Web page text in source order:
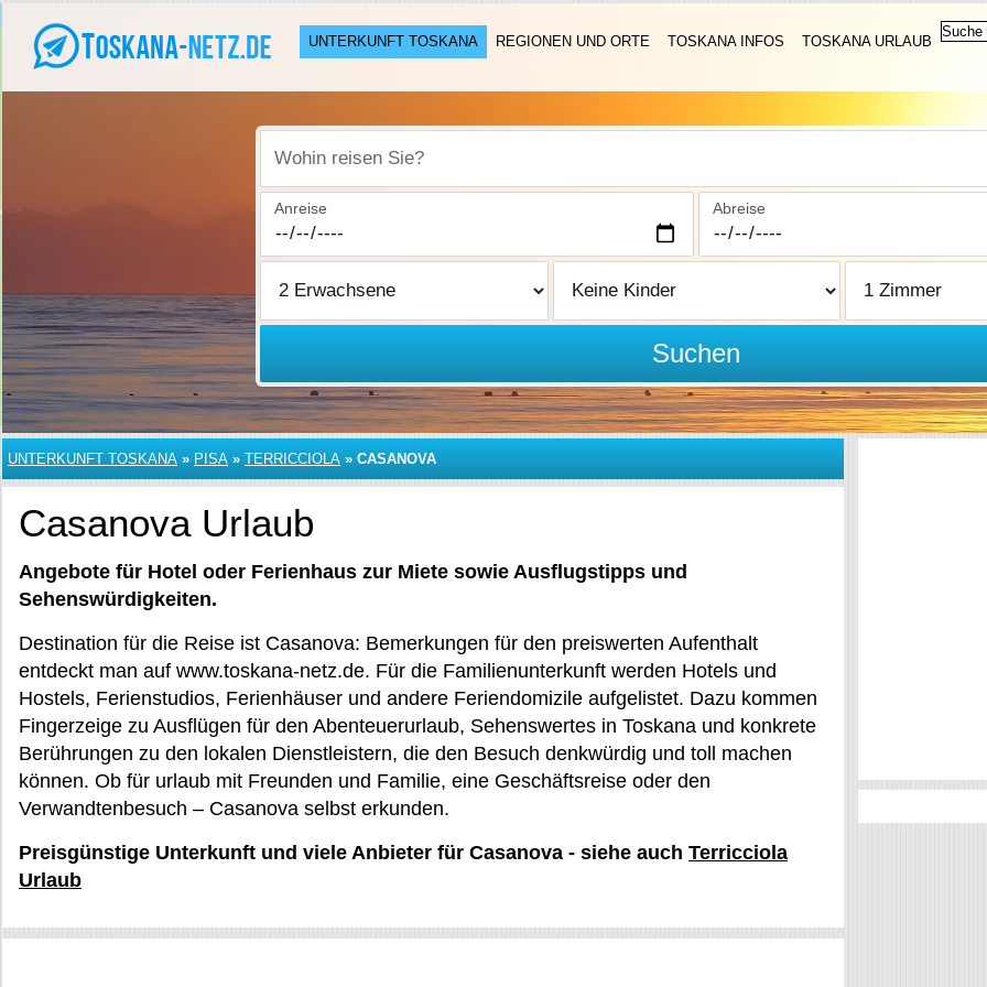
UNTERKUNFT TOSKANA REGIONEN UND ORTE TOSKANA INFOS TOSKANA URLAUB
Wohin reisen Sie?
Anreise Abreise
Suchen
UNTERKUNFT TOSKANA » PISA » TERRICCIOLA » CASANOVA
Casanova Urlaub
Angebote für Hotel oder Ferienhaus zur Miete sowie Ausflugstipps und
Sehenswürdigkeiten.
Destination für die Reise ist Casanova: Bemerkungen für den preiswerten Aufenthalt
entdeckt man auf www.toskana-netz.de. Für die Familienunterkunft werden Hotels und
Hostels, Ferienstudios, Ferienhäuser und andere Feriendomizile aufgelistet. Dazu kommen
Fingerzeige zu Ausflügen für den Abenteuerurlaub, Sehenswertes in Toskana und konkrete
Berührungen zu den lokalen Dienstleistern, die den Besuch denkwürdig und toll machen
können. Ob für urlaub mit Freunden und Familie, eine Geschäftsreise oder den
Verwandtenbesuch – Casanova selbst erkunden.
Preisgünstige Unterkunft und viele Anbieter für Casanova - siehe auch Terricciola
Urlaub